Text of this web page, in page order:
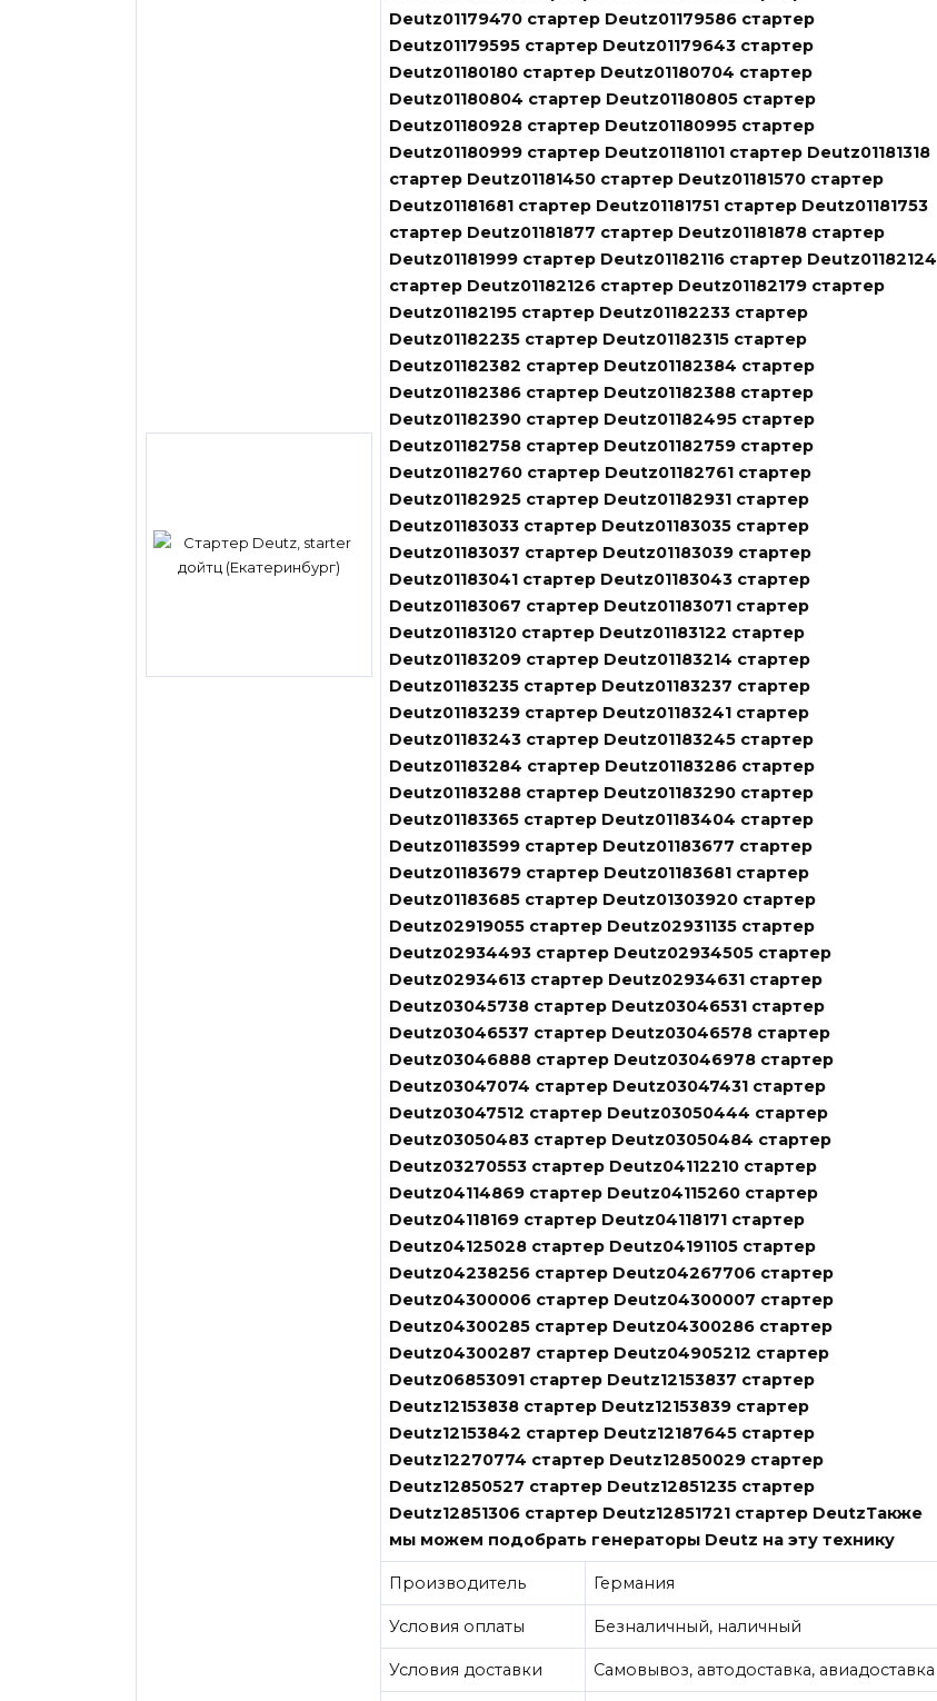
Deutz01179470 стартер Deutz01179586 стартер
Deutz01179595 стартер Deutz01179643 стартер
Deutz01180180 стартер Deutz01180704 стартер
Deutz01180804 стартер Deutz01180805 стартер
Deutz01180928 стартер Deutz01180995 стартер
Deutz01180999 стартер Deutz01181101 стартер Deutz01181318
стартер Deutz01181450 стартер Deutz01181570 стартер
Deutz01181681 стартер Deutz01181751 стартер Deutz01181753
стартер Deutz01181877 стартер Deutz01181878 стартер
Deutz01181999 стартер Deutz01182116 стартер Deutz01182124
стартер Deutz01182126 стартер Deutz01182179 стартер
Deutz01182195 стартер Deutz01182233 стартер
Deutz01182235 стартер Deutz01182315 стартер
Deutz01182382 стартер Deutz01182384 стартер
Deutz01182386 стартер Deutz01182388 стартер
Deutz01182390 стартер Deutz01182495 стартер
Deutz01182758 стартер Deutz01182759 стартер
Deutz01182760 стартер Deutz01182761 стартер
Deutz01182925 стартер Deutz01182931 стартер
Deutz01183033 стартер Deutz01183035 стартер
Deutz01183037 стартер Deutz01183039 стартер
Deutz01183041 стартер Deutz01183043 стартер
Deutz01183067 стартер Deutz01183071 стартер
Deutz01183120 стартер Deutz01183122 стартер
Deutz01183209 стартер Deutz01183214 стартер
Deutz01183235 стартер Deutz01183237 стартер
Deutz01183239 стартер Deutz01183241 стартер
Deutz01183243 стартер Deutz01183245 стартер
Deutz01183284 стартер Deutz01183286 стартер
Deutz01183288 стартер Deutz01183290 стартер
Deutz01183365 стартер Deutz01183404 стартер
Deutz01183599 стартер Deutz01183677 стартер
Deutz01183679 стартер Deutz01183681 стартер
Deutz01183685 стартер Deutz01303920 стартер
Deutz02919055 стартер Deutz02931135 стартер
Deutz02934493 стартер Deutz02934505 стартер
Deutz02934613 стартер Deutz02934631 стартер
Deutz03045738 стартер Deutz03046531 стартер
Deutz03046537 стартер Deutz03046578 стартер
Deutz03046888 стартер Deutz03046978 стартер
Deutz03047074 стартер Deutz03047431 стартер
Deutz03047512 стартер Deutz03050444 стартер
Deutz03050483 стартер Deutz03050484 стартер
Deutz03270553 стартер Deutz04112210 стартер
Deutz04114869 стартер Deutz04115260 стартер
Deutz04118169 стартер Deutz04118171 стартер
Deutz04125028 стартер Deutz04191105 стартер
Deutz04238256 стартер Deutz04267706 стартер
Deutz04300006 стартер Deutz04300007 стартер
Deutz04300285 стартер Deutz04300286 стартер
Deutz04300287 стартер Deutz04905212 стартер
Deutz06853091 стартер Deutz12153837 стартер
Deutz12153838 стартер Deutz12153839 стартер
Deutz12153842 стартер Deutz12187645 стартер
Deutz12270774 стартер Deutz12850029 стартер
Deutz12850527 стартер Deutz12851235 стартер
Deutz12851306 стартер Deutz12851721 стартер DeutzТакже
мы можем подобрать генераторы Deutz на эту технику
Производитель Германия
Условия оплаты Безналичный, наличный
Условия доставки Самовывоз, автодоставка, авиадоставка